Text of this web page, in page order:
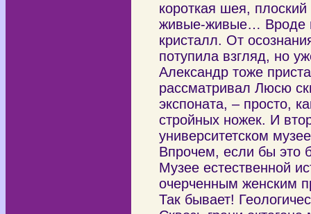
короткая шея,
живые-живые… Вроде
кристалл. От
потупила взгляд, но
Александр тоже
рассматривал Люсю
экспоната, – просто,
стройных ножек. И
университетском
Впрочем, если бы это
Музее естественной
очерченным женским
Так бывает!